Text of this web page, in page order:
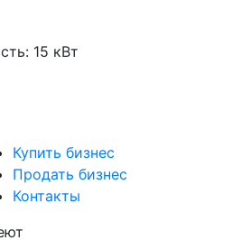
15 кВт
Купить бизнес
Продать бизнес
Контакты